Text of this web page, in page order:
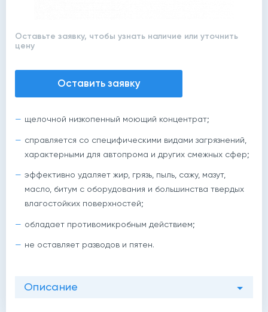
Оставьте заявку, чтобы узнать наличие или уточнить
цену
Оставить заявку
щелочной низкопенный моющий концентрат;
справляется со специфическими видами загрязнений,
характерными для автопрома и других смежных сфер;
эффективно удаляет жир, грязь, пыль, сажу, мазут,
масло, битум с оборудования и большинства твердых
влагостойких поверхностей;
обладает противомикробным действием;
не оставляет разводов и пятен.
Описание